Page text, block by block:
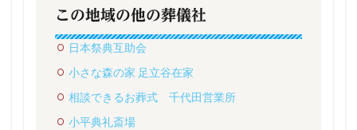
この地域の他の葬儀社
日本祭典互助会
小さな森の家 足立谷在家
相談できるお葬式 千代田営業所
小平典礼斎場